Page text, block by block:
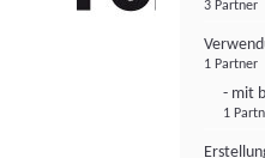
3 Partner
1 Partner
- mit
1
FONDS professionell